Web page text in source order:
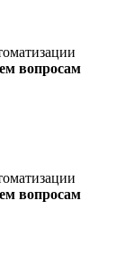
вопросам
вопросам